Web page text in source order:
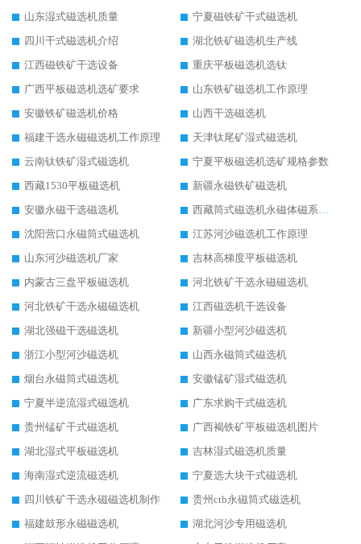
山东湿式磁选机质量
宁夏磁铁矿干式磁选机
四川干式磁选机介绍
湖北铁矿磁选机生产线
江西磁铁矿干选设备
重庆平板磁选机选钛
广西平板磁选机选矿要求
山东铁矿磁选机工作原理
安徽铁矿磁选机价格
山西干选磁选机
福建干选永磁磁选机工作原理
天津钛尾矿湿式磁选机
云南钛铁矿湿式磁选机
宁夏平板磁选机选矿规格参数
西藏1530平板磁选机
新疆永磁铁矿磁选机
安徽永磁干选磁选机
西藏筒式磁选机永磁体磁系设计
沈阳营口永磁筒式磁选机
江苏河沙磁选机工作原理
山东河沙磁选机厂家
吉林高梯度平板磁选机
内蒙古三盘平板磁选机
河北铁矿干选永磁磁选机
河北铁矿干选永磁磁选机
江西磁选机干选设备
湖北强磁干选磁选机
新疆小型河沙磁选机
浙江小型河沙磁选机
山西永磁筒式磁选机
烟台永磁筒式磁选机
安徽锰矿湿式磁选机
宁夏半逆流湿式磁选机
广东求购干式磁选机
贵州锰矿干式磁选机
广西褐铁矿平板磁选机图片
湖北湿式平板磁选机
吉林湿式磁选机质量
海南湿式逆流磁选机
宁夏选大块干式磁选机
四川铁矿干选永磁磁选机制作
贵州ctb永磁筒式磁选机
福建鼓形永磁磁选机
湖北河沙专用磁选机